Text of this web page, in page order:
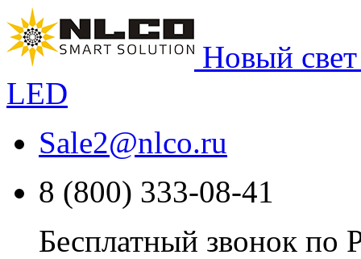
Новый
LED
Sale2@nlco.ru
8 (800) 333-08-41
Бесплатный звонок по